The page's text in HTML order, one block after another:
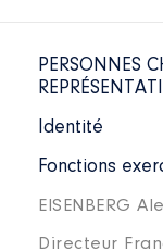
PERSONNES
Identité
Fonctions
EISENBERG
Directeur